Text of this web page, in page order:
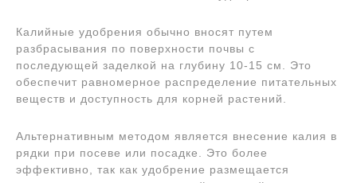
Калийные удобрения обычно вносят путем
разбрасывания по поверхности почвы с
последующей заделкой на глубину 10-15 см. Это
обеспечит равномерное распределение питательных
веществ и доступность для корней растений.
Альтернативным методом является внесение калия в
рядки при посеве или посадке. Это более
эффективно, так как удобрение размещается